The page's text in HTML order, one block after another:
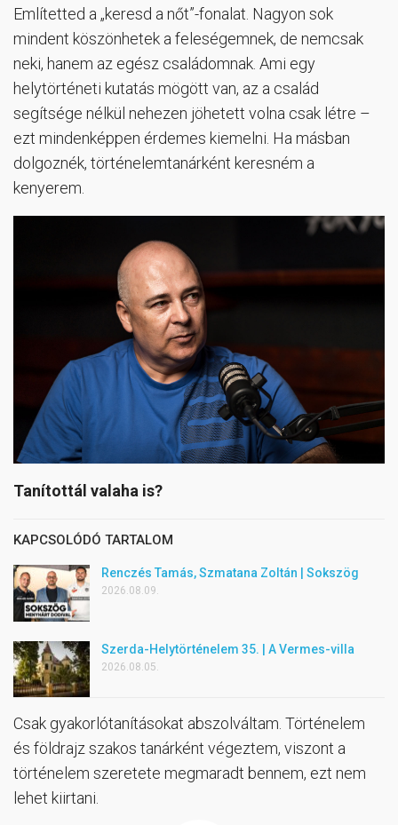
Említetted a „keresd a nőt”-fonalat. Nagyon sok
mindent köszönhetek a feleségemnek, de nemcsak
neki, hanem az egész családomnak. Ami egy
helytörténeti kutatás mögött van, az a család
segítsége nélkül nehezen jöhetett volna csak létre –
ezt mindenképpen érdemes kiemelni. Ha másban
dolgoznék, történelemtanárként keresném a
kenyerem.
Tanítottál valaha is?
KAPCSOLÓDÓ TARTALOM
Renczés Tamás, Szmatana Zoltán | Sokszög
2026.08.09.
Szerda-Helytörténelem 35. | A Vermes-villa
2026.08.05.
Csak gyakorlótanításokat abszolváltam. Történelem
és földrajz szakos tanárként végeztem, viszont a
történelem szeretete megmaradt bennem, ezt nem
lehet kiirtani.